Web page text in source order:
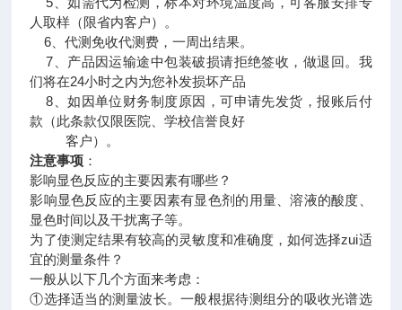
人取样（限省内客户）。
6、代测免收代测费，一周出结果。
7、产品因运输途中包装破损请拒绝签收，做退回。我
们将在24小时之内为您补发损坏产品
8、如因单位财务制度原因，可申请先发货，报账后付
款（此条款仅限医院、学校信誉良好
客户）。
注意事项 ：
影响显色反应的主要因素有哪些？
影响显色反应的主要因素有显色剂的用量、溶液的酸度、
显色时间以及干扰离子等。
为了使测定结果有较高的灵敏度和准确度，如何选择zui适
宜的测量条件？
一般从以下几个方面来考虑：
①选择适当的测量波长。一般根据待测组分的吸收光谱选